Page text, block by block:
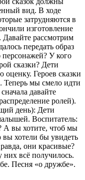
вид. В ходе
затрудняются в
изготовление
Давайте рассмотрим
передать образ
персонажей? У кого
сказки? Дети
Героев сказки
Теперь мы смело идти
давайте
ролей).
день): Дети
Воспитатель:
А вы хотите, чтоб мы
хотели бы увидеть
они красивые?
всё получилось.
Песня «о дружбе».